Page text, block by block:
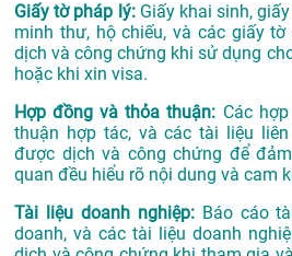
Giấy tờ pháp lý:Giấy khai sinh,
minh thư, hộ chiếu, và các giấy
dịch và công chứng khi sử dụng
hoặc khi xin visa.
Hợp đồng và thỏa thuận: Các
thuận hợp tác, và các tài liệu
được dịch và công chứng để
quan đều hiểu rõ nội dung và cam
Tài liệu doanh nghiệp:Báo cáo
doanh, và các tài liệu doanh